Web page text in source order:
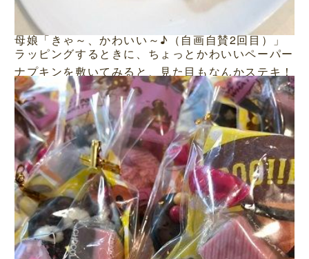
母娘「きゃ～、かわいい～♪（自画自賛2回目）」
ラッピングするときに、ちょっとかわいいペーパー
ナプキンを敷いてみると、見た目もなんかステキ！